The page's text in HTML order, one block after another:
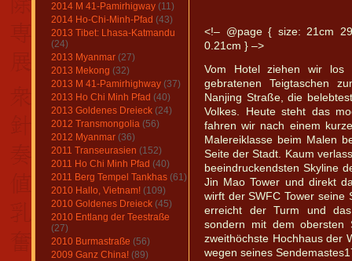
2014 M 41-Pamirhigway (11)
2014 Ho-Chi-Minh-Pfad (43)
2013 Tibet: Lhasa-Katmandu
(24)
2013 Myanmar (27)
2013 Mekong (32)
2013 M 41-Pamirhighway (37)
2013 Ho Chi Minh Pfad (40)
2013 Goldenes Dreieck (24)
2012 Transmongolia (56)
2012 Myanmar (36)
2011 Transeurasien (152)
2011 Ho Chi Minh Pfad (40)
2011 Berg Tempel Tankhas (61)
2010 Hallo, Vietnam! (109)
2010 Goldenes Dreieck (45)
2010 Entlang der Teestraße
(27)
2010 Burmastraße (56)
2009 Ganz China! (89)
<!– @page { size: 21cm
0.21cm } –>
Vom Hotel ziehen wir los
gebratenen Teigtaschen
Nanjing Straße, die
Volkes. Heute steht das
fahren wir nach einem
Malereiklasse beim Malen
Seite der Stadt. Kaum
beeindruckendsten Skyline
Jin Mao Tower und direkt
wirft der SWFC Tower seine
erreicht der Turm und
sondern mit dem obersten
zweithöchste Hochhaus der
wegen seines